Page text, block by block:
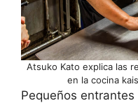
Atsuko Kato explica las
en la cocina
Pequeños